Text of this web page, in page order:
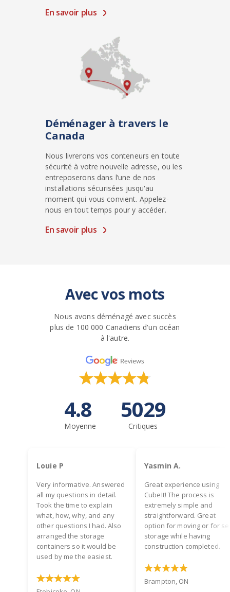
En savoir plus
Déménager à travers le
Canada
Nous livrerons vos conteneurs en toute
sécurité à votre nouvelle adresse, ou les
entreposerons dans l’une de nos
installations sécurisées jusqu'au
moment qui vous convient. Appelez-
nous en tout temps pour y accéder.
En savoir plus
Avec vos mots
Nous avons déménagé avec succès
plus de 100 000 Canadiens d'un océan
à l'autre.
4.8
Moyenne
5029
Critiques
Louie P
Very informative. Answered
all my questions in detail.
Took the time to explain
what, how, why, and any
other questions I had. Also
arranged the storage
containers so it would be
used by me the easiest.
Yasmin A.
Great experience using
CubeIt! The process is
extremely simple and
straightforward. Great
option for moving or for
storage while having
construction completed.
Brampton, ON